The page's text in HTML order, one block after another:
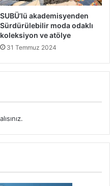
SUBÜ’lü akademisyenden
Sürdürülebilir moda odaklı
koleksiyon ve atölye
31 Temmuz 2024
.